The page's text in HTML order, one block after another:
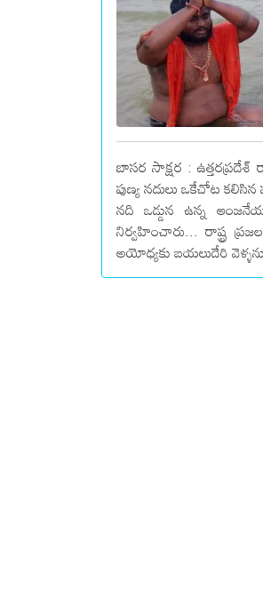
బాసర సాక్షర :
పుణ్య నదులు ఒకేచోట
నది ఒడ్డున ఉన్న
నిర్వహించారు... రాష్ట్ర
అయోధ్యకు బయలుదేరి